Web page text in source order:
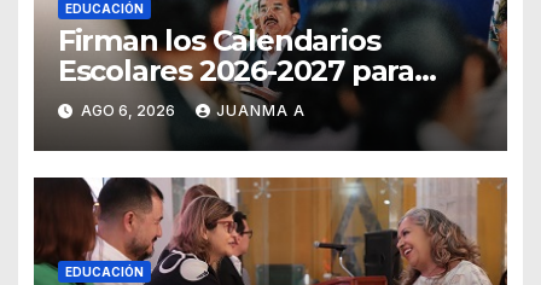
EDUCACIÓN
Firman los Calendarios
Escolares 2026-2027 para
Guanajuato
AGO 6, 2026 JUANMA A
EDUCACIÓN